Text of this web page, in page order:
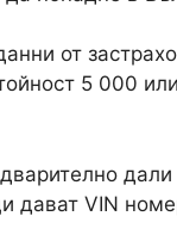
от
5 000
дали
дават VIN